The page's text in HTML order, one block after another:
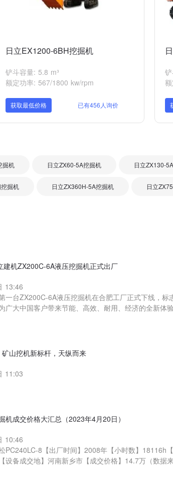
日立EX1200-6BH挖掘机
铲斗容量: 5.8 m³
额定功率: 567/1800 kw/rpm
获取最低价格 已有456人询价
掘机 日立ZX60-5A挖掘机 日立ZX130-
掘机 日立ZX360H-5A挖掘机 日立
建机ZX200C-6A液压挖掘机正式出厂
13:46
一台ZX200C-6A液压挖掘机在合肥工厂正式下线，
广大中国客户带来节能、高效、耐用、经济的全新体
山挖机新标杆，天纵而来
11:03
机成交价格大汇总（2023年4月20日）
10:46
PC240LC-8【出厂时间】2008年【小时数】18116h
设备成交地】河南新乡市【成交价格】14.7万（数据